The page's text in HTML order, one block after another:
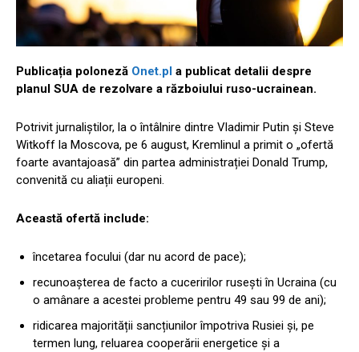
Publicația poloneză Onet.pl a publicat detalii despre
planul SUA de rezolvare a războiului ruso-ucrainean.
Potrivit jurnaliștilor, la o întâlnire dintre Vladimir Putin și Steve
Witkoff la Moscova, pe 6 august, Kremlinul a primit o „ofertă
foarte avantajoasă” din partea administrației Donald Trump,
convenită cu aliații europeni.
Această ofertă include:
încetarea focului (dar nu acord de pace);
recunoașterea de facto a cuceririlor rusești în Ucraina (cu
o amânare a acestei probleme pentru 49 sau 99 de ani);
ridicarea majorității sancțiunilor împotriva Rusiei și, pe
termen lung, reluarea cooperării energetice și a